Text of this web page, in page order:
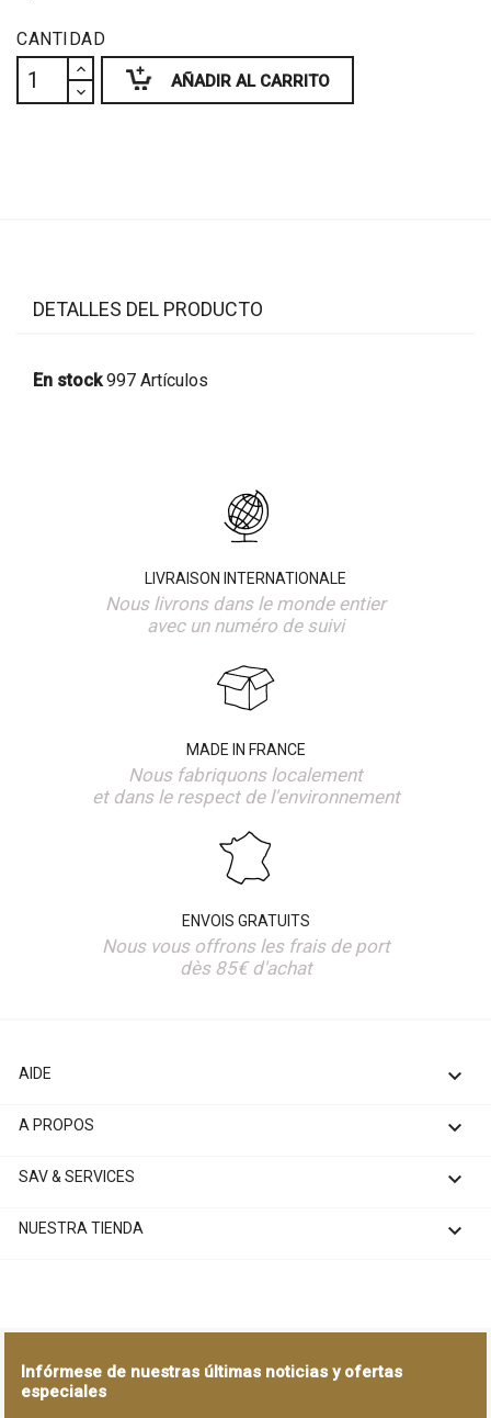
CANTIDAD
AÑADIR AL CARRITO
DETALLES DEL PRODUCTO
En stock 997 Artículos
LIVRAISON INTERNATIONALE
Nous livrons dans le monde entier
avec un numéro de suivi
MADE IN FRANCE
Nous fabriquons localement
et dans le respect de l'environnement
ENVOIS GRATUITS
Nous vous offrons les frais de port
dès 85€ d'achat
AIDE 
A PROPOS 
SAV & SERVICES 
NUESTRA TIENDA 
Infórmese de nuestras últimas noticias y ofertas
especiales